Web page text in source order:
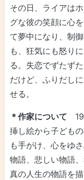
その日、ライアは
グな彼の笑顔に心
て夢中になり、制
も、狂気にも怒り
る。失恋でずたず
だけど、ふりだし
せる。
＊作家について
挿し絵から子ども
も手がけ、心をゆ
物語、悲しい物語
真の人生の物語を